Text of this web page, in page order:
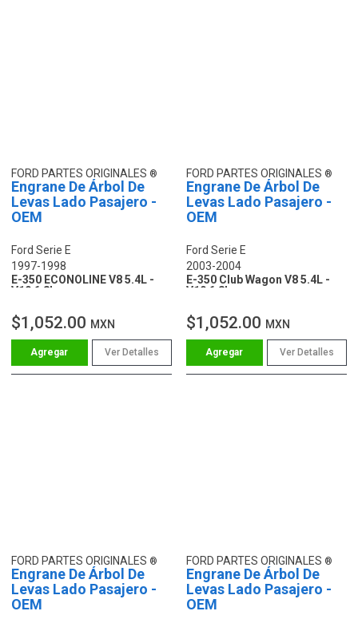
FORD PARTES ORIGINALES
Engrane De Árbol De
Levas Lado Pasajero -
OEM
Ford Serie E
1997-1998
E-350 ECONOLINE V8 5.4L -
V10 6.8L
$1,052.00 MXN
Ver Detalles
FORD PARTES ORIGINALES
Engrane De Árbol De
Levas Lado Pasajero -
OEM
Ford Serie E
2003-2004
E-350 Club Wagon V8 5.4L -
V10 6.8L
$1,052.00 MXN
Ver Detalles
FORD PARTES ORIGINALES
Engrane De Árbol De
Levas Lado Pasajero -
OEM
FORD PARTES ORIGINALES
Engrane De Árbol De
Levas Lado Pasajero -
OEM